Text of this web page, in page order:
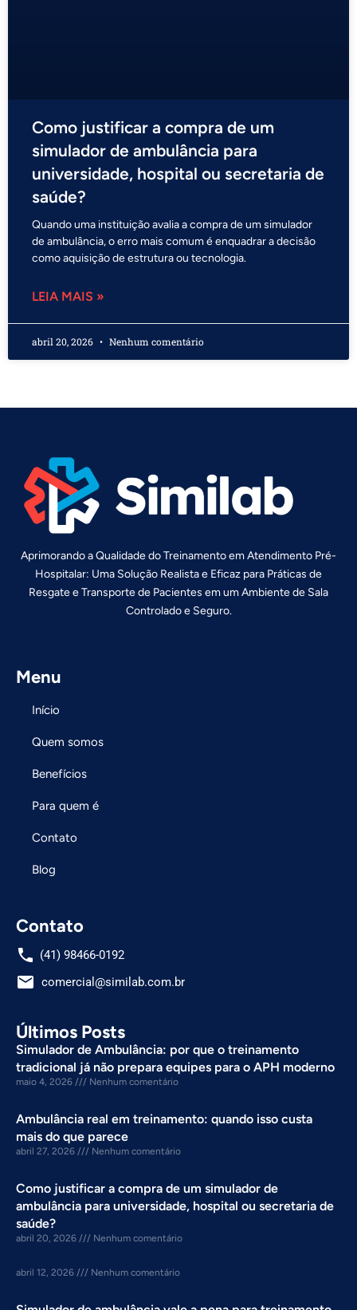
Como justificar a compra de um
simulador de ambulância para
universidade, hospital ou secretaria de
saúde?
Quando uma instituição avalia a compra de um simulador
de ambulância, o erro mais comum é enquadrar a decisão
como aquisição de estrutura ou tecnologia.
LEIA MAIS »
abril 20, 2026 Nenhum comentário
Aprimorando a Qualidade do Treinamento em Atendimento Pré-
Hospitalar: Uma Solução Realista e Eficaz para Práticas de
Resgate e Transporte de Pacientes em um Ambiente de Sala
Controlado e Seguro.
Menu
Início
Quem somos
Benefícios
Para quem é
Contato
Blog
Contato
phone (41) 98466-0192
email comercial@similab.com.br
Últimos Posts
Simulador de Ambulância: por que o treinamento
tradicional já não prepara equipes para o APH moderno
maio 4, 2026 Nenhum comentário
Ambulância real em treinamento: quando isso custa
mais do que parece
abril 27, 2026 Nenhum comentário
Como justificar a compra de um simulador de
ambulância para universidade, hospital ou secretaria de
saúde?
abril 20, 2026 Nenhum comentário
abril 12, 2026 Nenhum comentário